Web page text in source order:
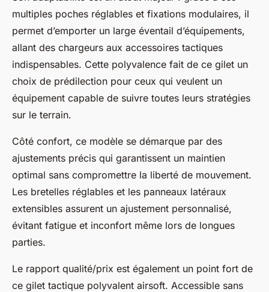
multiples poches réglables et fixations modulaires, il
permet d’emporter un large éventail d’équipements,
allant des chargeurs aux accessoires tactiques
indispensables. Cette polyvalence fait de ce gilet un
choix de prédilection pour ceux qui veulent un
équipement capable de suivre toutes leurs stratégies
sur le terrain.
Côté confort, ce modèle se démarque par des
ajustements précis qui garantissent un maintien
optimal sans compromettre la liberté de mouvement.
Les bretelles réglables et les panneaux latéraux
extensibles assurent un ajustement personnalisé,
évitant fatigue et inconfort même lors de longues
parties.
Le rapport qualité/prix est également un point fort de
ce gilet tactique polyvalent airsoft. Accessible sans